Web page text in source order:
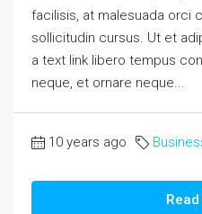
facilisis, at malesuada orci
sollicitudin cursus. Ut et
a text link libero tempus
neque, et ornare neque...
10 years ago